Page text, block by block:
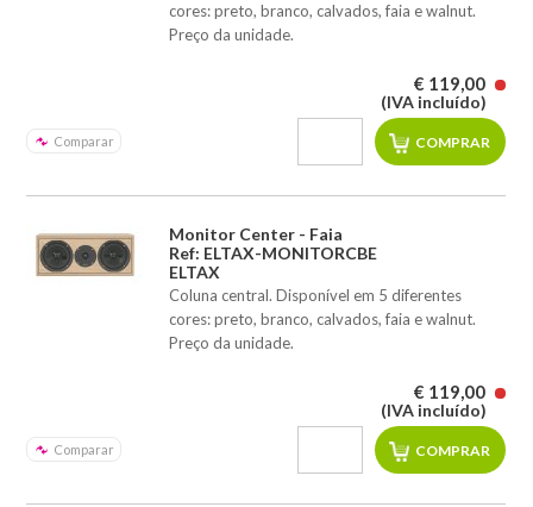
cores: preto, branco, calvados, faia e walnut.
Preço da unidade.
Comparar
€ 119,00
(IVA incluído)
Monitor Center - Faia
Ref: ELTAX-MONITORCBE
ELTAX
Coluna central. Disponível em 5 diferentes
cores: preto, branco, calvados, faia e walnut.
Preço da unidade.
Comparar
€ 119,00
(IVA incluído)